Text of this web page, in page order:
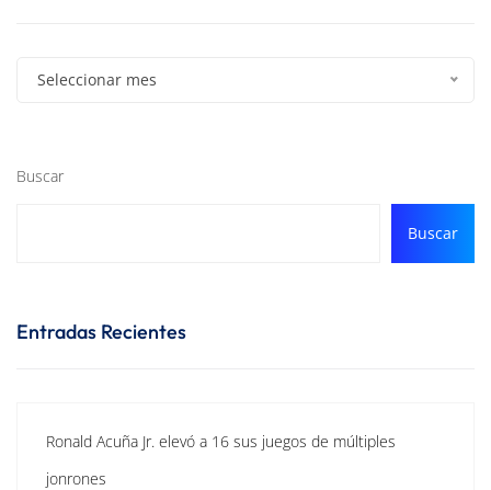
Seleccionar mes
Buscar
Buscar
Entradas Recientes
Ronald Acuña Jr. elevó a 16 sus juegos de múltiples
jonrones